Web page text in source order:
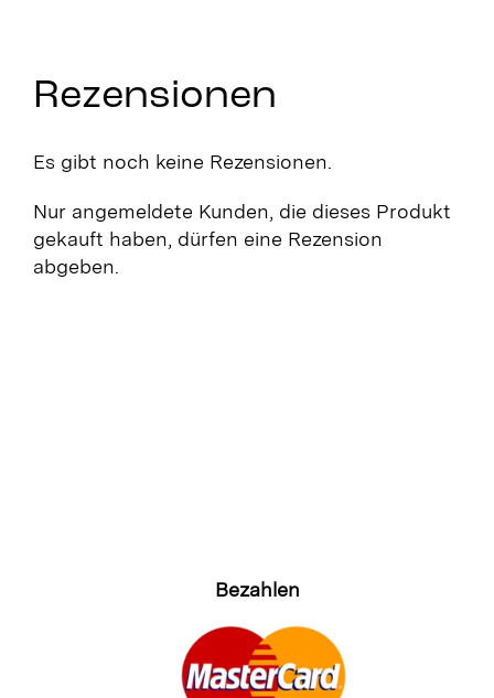
Rezensionen
Es gibt noch keine Rezensionen.
Nur angemeldete Kunden, die dieses Produkt
gekauft haben, dürfen eine Rezension
abgeben.
Bezahlen